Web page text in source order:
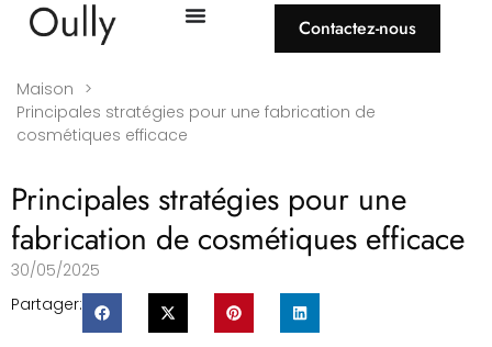
Contactez-nous
Maison >
Principales stratégies pour une fabrication de
cosmétiques efficace
Principales stratégies pour une
fabrication de cosmétiques efficace
30/05/2025
Partager: